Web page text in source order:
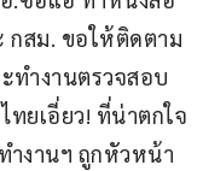
กสม. ขอให้ติดตาม
ทำงานตรวจสอบ
ทยเอี่ยว! ที่น่าตกใจ
ำงานฯ ถูกหัวหน้า